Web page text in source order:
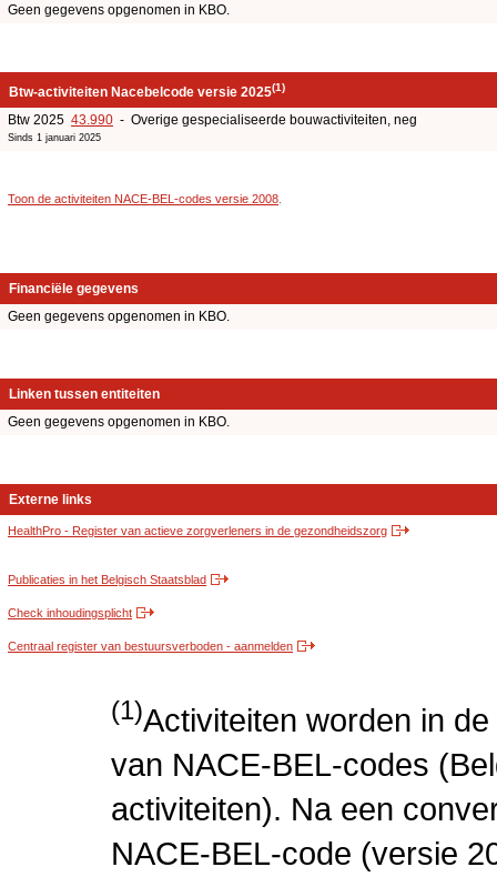
Geen gegevens opgenomen in KBO.
Btw-activiteiten Nacebelcode versie 2025(1)
Btw 2025 43.990 - Overige gespecialiseerde bouwactiviteiten, neg
Sinds 1 januari 2025
Toon de activiteiten NACE-BEL-codes versie 2008
Financiële gegevens
Geen gegevens opgenomen in KBO.
Linken tussen entiteiten
Geen gegevens opgenomen in KBO.
Externe links
HealthPro - Register van actieve zorgverleners in de gezondheidszorg
Publicaties in het Belgisch Staatsblad
Check inhoudingsplicht
Centraal register van bestuursverboden - aanmelden
(1)Activiteiten worden in
van NACE-BEL-codes
activiteiten). Na een
NACE-BEL-code (versie